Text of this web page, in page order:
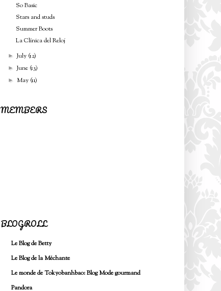
So Basic
Stars and studs
Summer Boots
La Clínica del Reloj
►July (12)
►June (13)
► May (11)
MEMBERS
BLOGROLL
Le Blog de Betty
Le Blog de la Méchante
Le monde de Tokyobanhbao: Blog Mode gourmand
Pandora